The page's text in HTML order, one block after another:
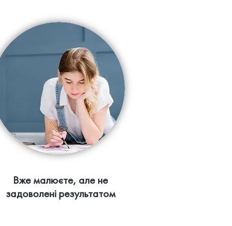
Вже малюєте, але не
задоволені результатом